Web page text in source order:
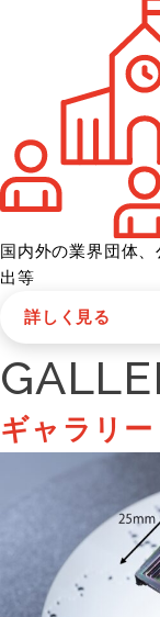
国内外の業界団体
出等
詳しく見る
ギャラリー